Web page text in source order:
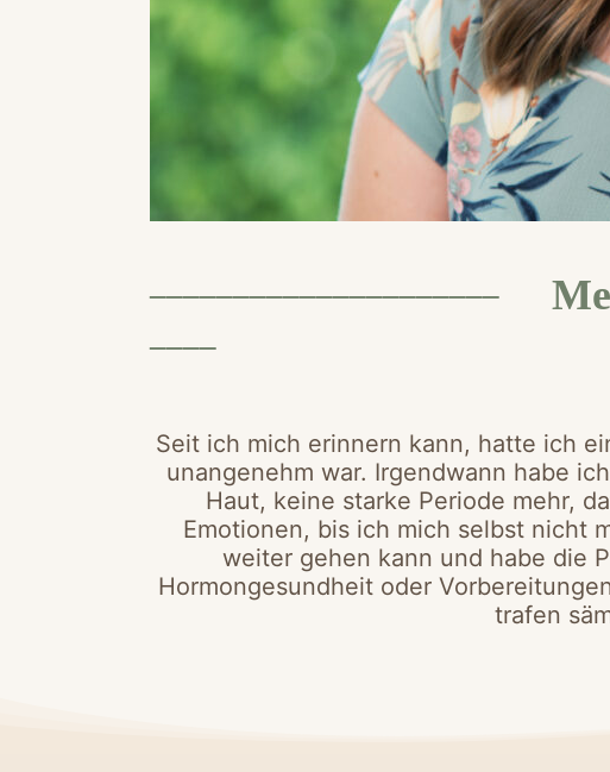
Seit ich mich erinnern kann, hatte ich
unangenehm war. Irgendwann habe
Haut, keine starke Periode mehr,
Emotionen, bis ich mich selbst nicht
weiter gehen kann und habe die
Hormongesundheit oder
trafen